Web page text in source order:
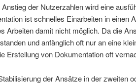
der Nutzerzahlen wird eine
ist schnelles Einarbeiten in einen
Arbeiten damit nicht möglich. Da die
und anfänglich oft nur an eine
Erstellung von Dokumentation oft
der Ansätze in der zweiten